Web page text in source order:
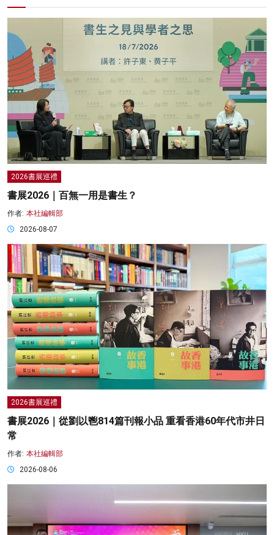
2026書展巡禮
書展2026｜百無一用是書生？
作者: 本社編輯部
2026-08-07
2026書展巡禮
書展2026｜從劉以鬯814篇刊報小品 重看香港60年代市井日
常
作者: 本社編輯部
2026-08-06